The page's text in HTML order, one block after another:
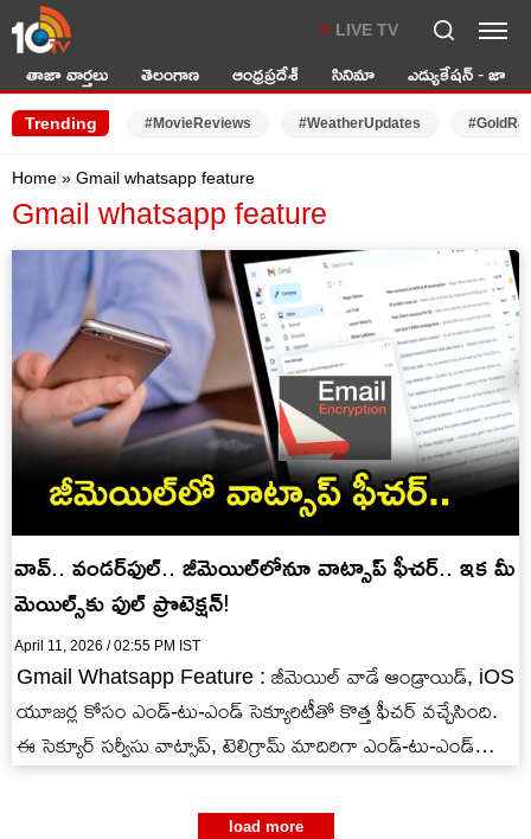
LIVE TV
తాజా వార్తలు తెలంగాణ ఆంధ్రప్రదేశ్ సినిమా ఎడ్యుకేషన్ - జాబ్స్
Trending #MovieReviews #WeatherUpdates
Home » Gmail whatsapp feature
Gmail whatsapp feature
వావ్.. వండర్‌ఫుల్.. జీమెయిల్‌లోనూ వాట్సాప్ ఫీచర్.. ఇక మీ
మెయిల్స్‌కు ఫుల్ ప్రొటెక్షన్!
April 11, 2026 / 02:55 PM IST
Gmail Whatsapp Feature : జీమెయిల్ వాడే ఆండ్రాయిడ్, iOS
యూజర్ల కోసం ఎండ్-టు-ఎండ్ సెక్యూరిటీతో కొత్త ఫీచర్ వచ్చేసింది.
ఈ సెక్యూర్ సర్వీసు వాట్సాప్, టెలిగ్రామ్ మాదిరిగా ఎండ్-టు-ఎండ్
load more